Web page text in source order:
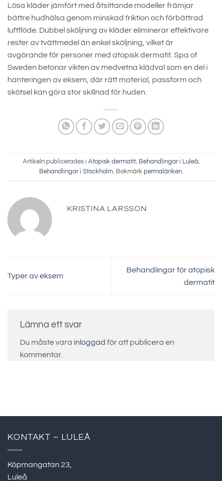
Lösa kläder jämfört med åtsittande modeller främjar
bättre hudhälsa genom minskad friktion och förbättrad
luftflöde. Dubbel sköljning av kläder eliminerar effektivare
rester av tvättmedel än enkel sköljning, vilket är
avgörande för personer med atopisk dermatit. Spa of
Sweden betonar vikten av medvetna klädval som en del i
hanteringen av eksem, där rätt material, passform och
skötsel kan göra stor skillnad för huden.
Artikeln publicerades i Atopisk dermatit, Behandlingar i Luleå,
Behandlingar i Stockholm. Bokmärk permalänken.
KRISTINA LARSSON
Typer av eksem
Behandlingar för atopisk
dermatit
Lämna ett svar
Du måste vara inloggad för att publicera en
kommentar.
KONTAKT – LULEÅ
Köpmangatan 23,
Luleå